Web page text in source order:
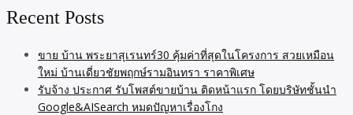
Recent Posts
ขาย บ้าน พระยาสุเรนทร์30 คุ้มค่าที่สุดในโครงการ สวยเหมือน
ใหม่ บ้านเดี่ยวชัยพฤกษ์รามอินทรา ราคาพิเศษ
รับจ้าง ประกาศ รับโพสต์ขายบ้าน ติดหน้าแรก โดยบริษัทชั้นนำ
Google&AISearch หมดปัญหาเรื่องโกง